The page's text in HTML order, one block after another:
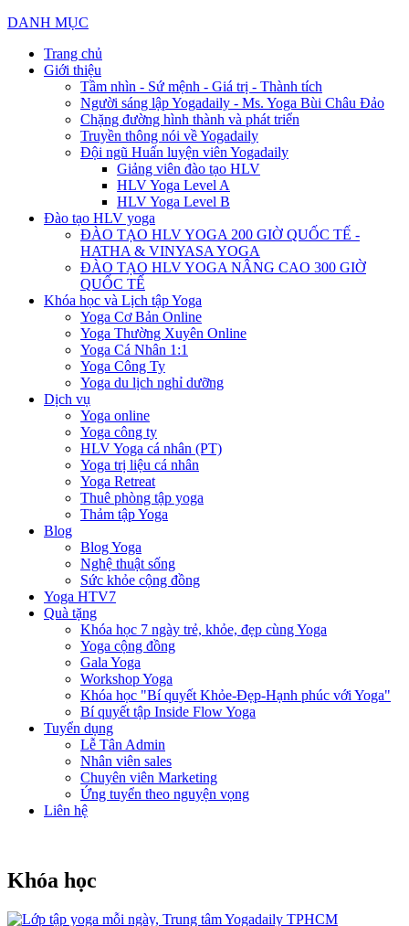
DANH MỤC
Trang chủ
Giới thiệu
Tầm nhìn - Sứ mệnh - Giá trị - Thành tích
Người sáng lập Yogadaily - Ms. Yoga Bùi Châu Đảo
Chặng đường hình thành và phát triển
Truyền thông nói về Yogadaily
Đội ngũ Huấn luyện viên Yogadaily
Giảng viên đào tạo HLV
HLV Yoga Level A
HLV Yoga Level B
Đào tạo HLV yoga
ĐÀO TẠO HLV YOGA 200 GIỜ QUỐC TẾ -
HATHA & VINYASA YOGA
ĐÀO TẠO HLV YOGA NÂNG CAO 300 GIỜ
QUỐC TẾ
Khóa học và Lịch tập Yoga
Yoga Cơ Bản Online
Yoga Thường Xuyên Online
Yoga Cá Nhân 1:1
Yoga Công Ty
Yoga du lịch nghỉ dưỡng
Dịch vụ
Yoga online
Yoga công ty
HLV Yoga cá nhân (PT)
Yoga trị liệu cá nhân
Yoga Retreat
Thuê phòng tập yoga
Thảm tập Yoga
Blog
Blog Yoga
Nghệ thuật sống
Sức khỏe cộng đồng
Yoga HTV7
Quà tặng
Khóa học 7 ngày trẻ, khỏe, đẹp cùng Yoga
Yoga cộng đồng
Gala Yoga
Workshop Yoga
Khóa học "Bí quyết Khỏe-Đẹp-Hạnh phúc với Yoga"
Bí quyết tập Inside Flow Yoga
Tuyển dụng
Lễ Tân Admin
Nhân viên sales
Chuyên viên Marketing
Ứng tuyển theo nguyện vọng
Liên hệ
Khóa học